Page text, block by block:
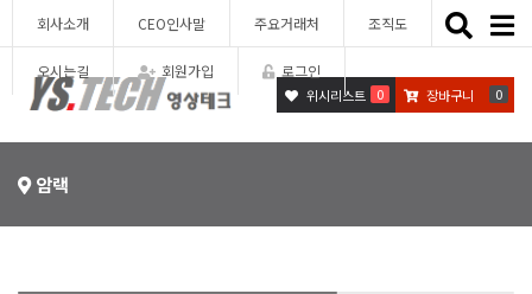
회사소개 CEO인사말 주요거래처 조직도
오시는길 회원가입 로그인
Toggle
위시리스트 0 장바구니 0
암랙